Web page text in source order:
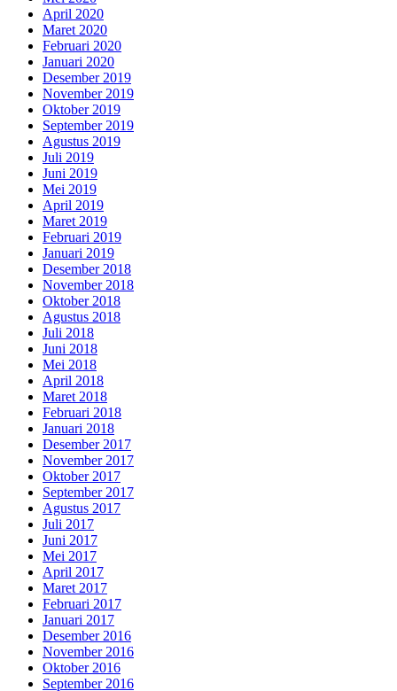
April 2020
Maret 2020
Februari 2020
Januari 2020
Desember 2019
November 2019
Oktober 2019
September 2019
Agustus 2019
Juli 2019
Juni 2019
Mei 2019
April 2019
Maret 2019
Februari 2019
Januari 2019
Desember 2018
November 2018
Oktober 2018
Agustus 2018
Juli 2018
Juni 2018
Mei 2018
April 2018
Maret 2018
Februari 2018
Januari 2018
Desember 2017
November 2017
Oktober 2017
September 2017
Agustus 2017
Juli 2017
Juni 2017
Mei 2017
April 2017
Maret 2017
Februari 2017
Januari 2017
Desember 2016
November 2016
Oktober 2016
September 2016